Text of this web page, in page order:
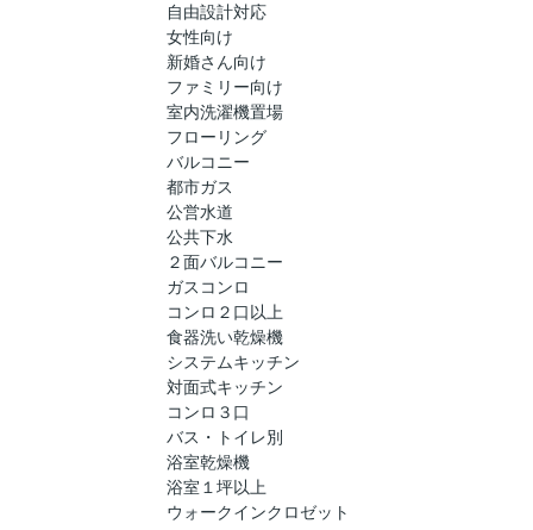
自由設計対応
女性向け
新婚さん向け
ファミリー向け
室内洗濯機置場
フローリング
バルコニー
都市ガス
公営水道
公共下水
２面バルコニー
ガスコンロ
コンロ２口以上
食器洗い乾燥機
システムキッチン
対面式キッチン
コンロ３口
バス・トイレ別
浴室乾燥機
浴室１坪以上
ウォークインクロゼット